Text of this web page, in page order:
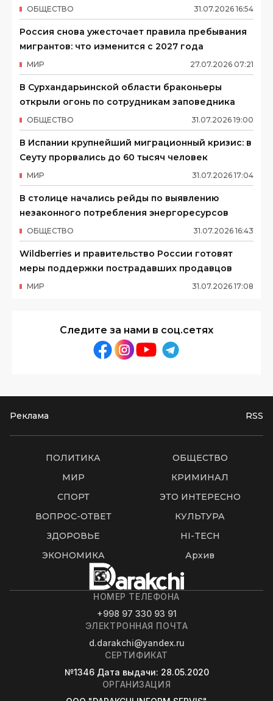
31.07.2026 16:54
ОБЩЕСТВО
Россия снова ужесточает правила пребывания
мигрантов: что изменится с 2027 года
27.07.2026 07:21
МИР
В Сурхандарьинской области браконьеры
открыли огонь по сотрудникам заповедника
31.07.2026 19:00
ОБЩЕСТВО
В Испании крупнейший миграционный кризис: в
Сеуту прорвались до 60 тысяч человек
31.07.2026 17:04
МИР
В столице начались рейды по выявлению
незаконного потребления энергоресурсов
31.07.2026 16:43
ОБЩЕСТВО
Wildberries и правительство России готовят
меры поддержки пострадавших продавцов
31.07.2026 17:08
МИР
Следите за нами в соц.сетях
Реклама RSS
ПОЛИТИКА
ОБЩЕСТВО
МИР
КРИМИНАЛ
СПОРТ
ЭТО ИНТЕРЕСНО
ВОПРОС-ОТВЕТ
КУЛЬТУРА
ЗДОРОВЬЕ
HI-TECH
ЭКОНОМИКА
Архив
НОМЕР ТЕЛЕФОНА
+998 97 330 93 91
ЭЛЕКТРОННАЯ ПОЧТА
d.darakchi@yandex.ru
СЕРТИФИКАТ
№1346 Дата выдачи: 28.05.2020
ОРГАНИЗАЦИЯ